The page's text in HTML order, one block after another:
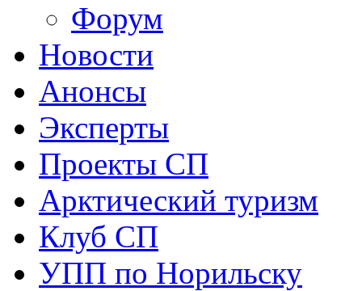
Форум
Новости
Анонсы
Эксперты
Проекты СП
Арктический туризм
Клуб СП
УПП по Норильску